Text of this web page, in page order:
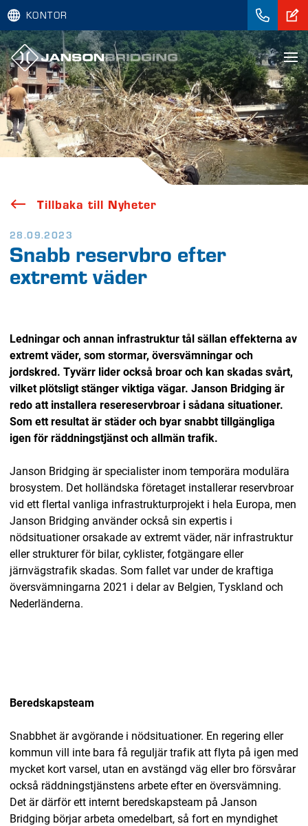
KONTOR
Tillbaka till Nyheter
28.09.2023
Snabb reservbro efter
extremt väder
Ledningar och annan infrastruktur tål sällan effekterna av
extremt väder, som stormar, översvämningar och
jordskred. Tyvärr lider också broar och kan skadas svårt,
vilket plötsligt stänger viktiga vägar. Janson Bridging är
redo att installera resereservbroar i sådana situationer.
Som ett resultat är städer och byar snabbt tillgängliga
igen för räddningstjänst och allmän trafik.
Janson Bridging är specialister inom temporära modulära
brosystem. Det holländska företaget installerar reservbroar
vid ett flertal vanliga infrastrukturprojekt i hela Europa, men
Janson Bridging använder också sin expertis i
nödsituationer orsakade av extremt väder, när infrastruktur
eller strukturer för bilar, cyklister, fotgängare eller
järnvägstrafik skadas. Som fallet var under de kraftiga
översvämningarna 2021 i delar av Belgien, Tyskland och
Nederländerna.
Beredskapsteam
Snabbhet är avgörande i nödsituationer. En regering eller
kommun vill inte bara få reguljär trafik att flyta på igen med
mycket kort varsel, utan en avstängd väg eller bro försvårar
också räddningstjänstens arbete efter en översvämning.
Det är därför ett internt beredskapsteam på Janson
Bridging börjar arbeta omedelbart, så fort en myndighet